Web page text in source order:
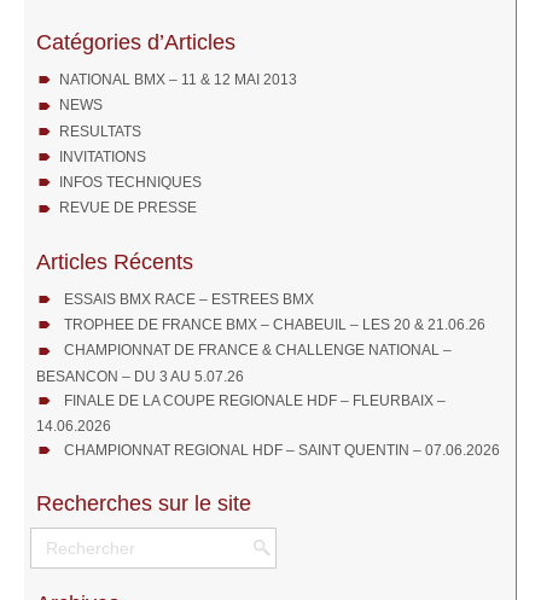
Catégories d’Articles
NATIONAL BMX – 11 & 12 MAI 2013
NEWS
RESULTATS
INVITATIONS
INFOS TECHNIQUES
REVUE DE PRESSE
Articles Récents
ESSAIS BMX RACE – ESTREES BMX
TROPHEE DE FRANCE BMX – CHABEUIL – LES 20 & 21.06.26
CHAMPIONNAT DE FRANCE & CHALLENGE NATIONAL –
BESANCON – DU 3 AU 5.07.26
FINALE DE LA COUPE REGIONALE HDF – FLEURBAIX –
14.06.2026
CHAMPIONNAT REGIONAL HDF – SAINT QUENTIN – 07.06.2026
Recherches sur le site